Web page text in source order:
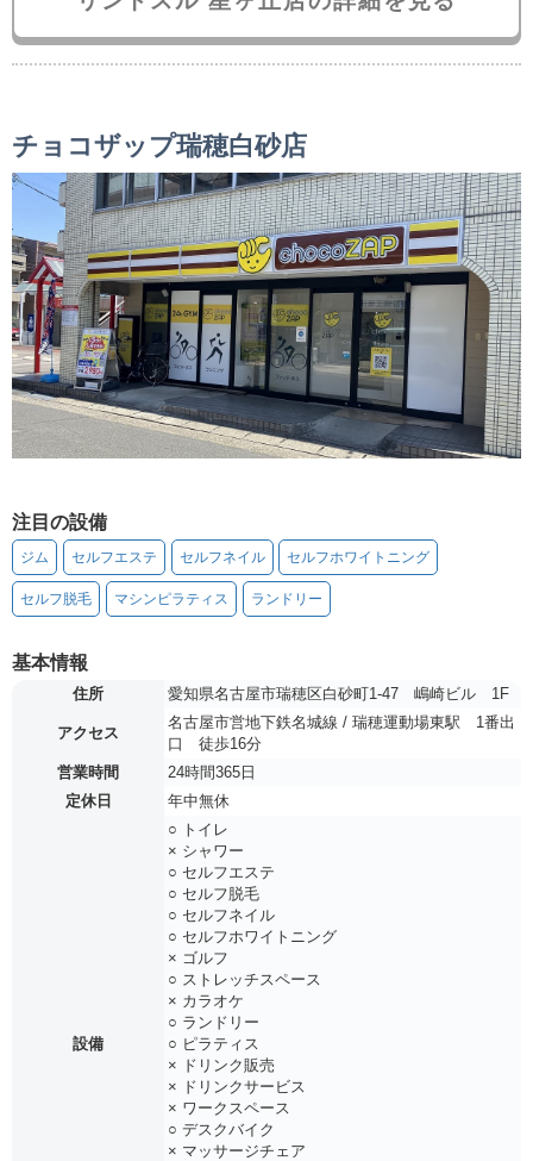
チョコザップ瑞穂白砂店
注目の設備
ジム セルフエステ セルフネイル セルフホワイトニング
セルフ脱毛 マシンピラティス ランドリー
基本情報
住所 愛知県名古屋市瑞穂区白砂町1-47 嶋崎ビル 1F
アクセス
名古屋市営地下鉄名城線 / 瑞穂運動場東駅 1番出
口 徒歩16分
営業時間
24時間365日
定休日
年中無休
設備
○ トイレ
× シャワー
○ セルフエステ
○ セルフ脱毛
○ セルフネイル
○ セルフホワイトニング
× ゴルフ
○ ストレッチスペース
× カラオケ
○ ランドリー
○ ピラティス
× ドリンク販売
× ドリンクサービス
× ワークスペース
○ デスクバイク
× マッサージチェア